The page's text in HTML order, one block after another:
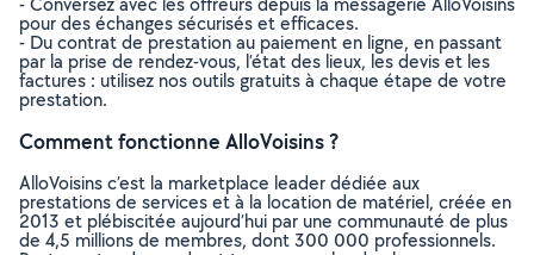
pour des échanges sécurisés et efficaces.
- Du contrat de prestation au paiement en ligne, en passant
par la prise de rendez-vous, l’état des lieux, les devis et les
factures : utilisez nos outils gratuits à chaque étape de votre
prestation.
Comment fonctionne AlloVoisins ?
AlloVoisins c’est la marketplace leader dédiée aux
prestations de services et à la location de matériel, créée en
2013 et plébiscitée aujourd’hui par une communauté de plus
de 4,5 millions de membres, dont 300 000 professionnels.